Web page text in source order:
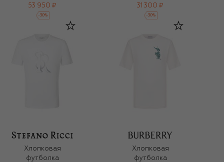
53 950 ₽
-30%
31 300 ₽
-30%
Хлопковая
футболка
Хлопковая
футболка